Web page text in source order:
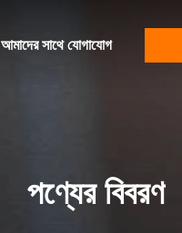
আমাদের সাথে যোগাযোগ
পণ্যের বিবরণ